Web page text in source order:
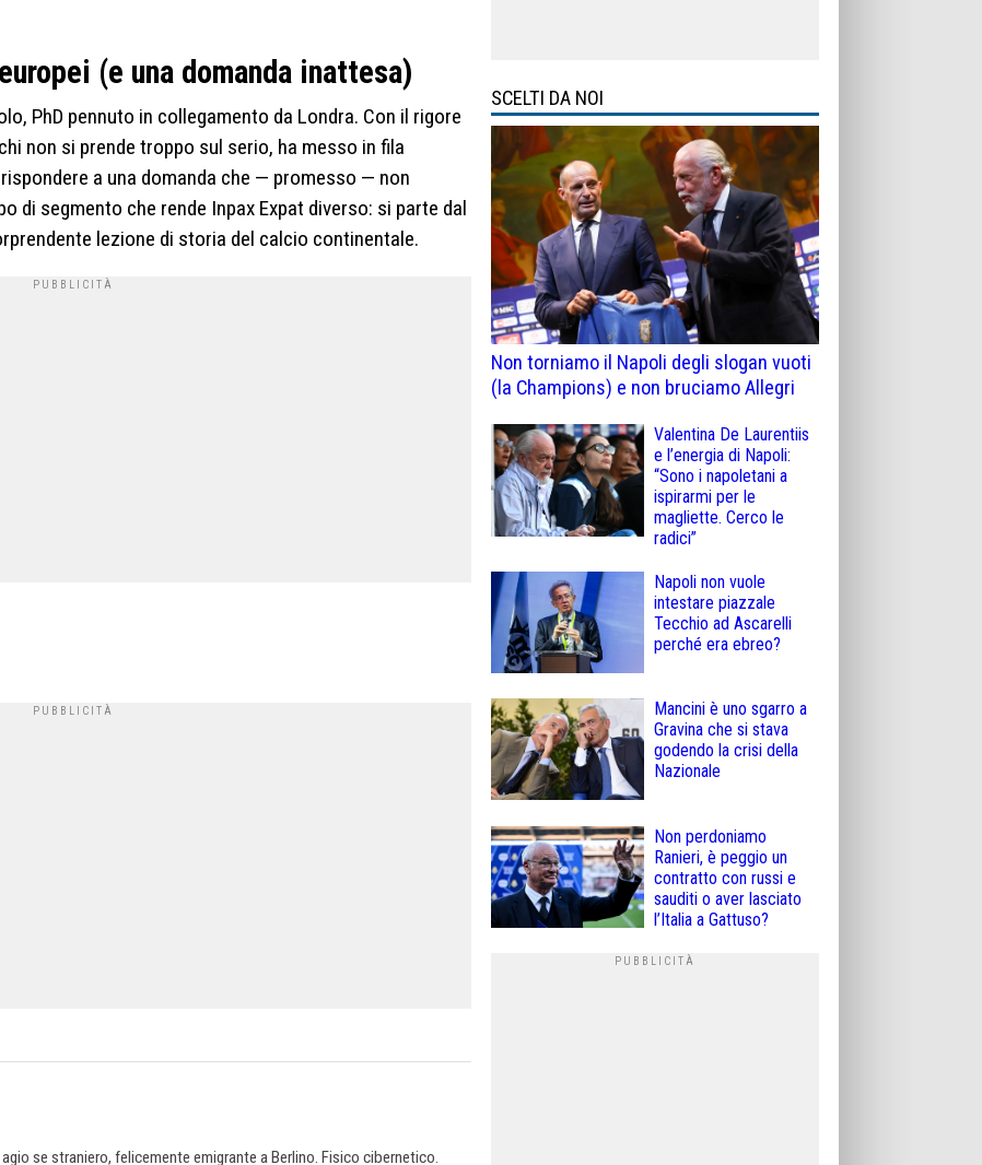
(e una domanda inattesa)
PhD pennuto in collegamento da Londra. Con il rigore
non si prende troppo sul serio, ha messo in fila
a una domanda che — promesso — non
di segmento che rende Inpax Expat diverso: si parte dal
lezione di storia del calcio continentale.
se straniero, felicemente emigrante a Berlino. Fisico cibernetico.
SCELTI DA NOI
Non torniamo il Napoli degli slogan vuoti
(la Champions) e non bruciamo Allegri
Valentina De Laurentiis
e l’energia di Napoli:
“Sono i napoletani a
ispirarmi per le
magliette. Cerco le
radici”
Napoli non vuole
intestare piazzale
Tecchio ad Ascarelli
perché era ebreo?
Mancini è uno sgarro a
Gravina che si stava
godendo la crisi della
Nazionale
Non perdoniamo
Ranieri, è peggio un
contratto con russi e
sauditi o aver lasciato
l’Italia a Gattuso?